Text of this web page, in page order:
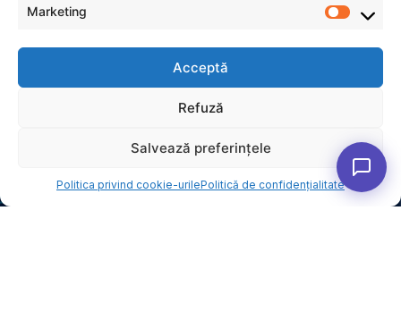
Marketing
Acceptă
Refuză
Salvează preferințele
Politica privind cookie-urilePolitică de confidențialitate
Politica privind cookie-urile (UE)
Str. Dr. Clunet 9, Sector 5,